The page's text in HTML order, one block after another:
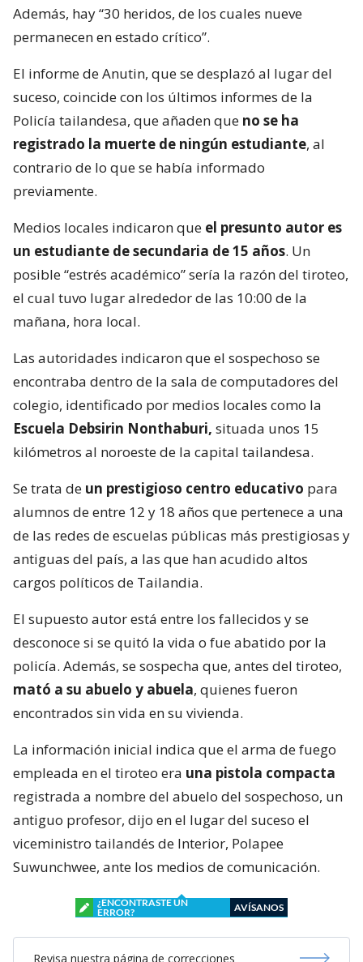
Además, hay “30 heridos, de los cuales nueve
permanecen en estado crítico”.
El informe de Anutin, que se desplazó al lugar del
suceso, coincide con los últimos informes de la
Policía tailandesa, que añaden que no se ha
registrado la muerte de ningún estudiante, al
contrario de lo que se había informado
previamente.
Medios locales indicaron que el presunto autor es
un estudiante de secundaria de 15 años. Un
posible “estrés académico” sería la razón del tiroteo,
el cual tuvo lugar alrededor de las 10:00 de la
mañana, hora local.
Las autoridades indicaron que el sospechoso se
encontraba dentro de la sala de computadores del
colegio, identificado por medios locales como la
Escuela Debsirin Nonthaburi, situada unos 15
kilómetros al noroeste de la capital tailandesa.
Se trata de un prestigioso centro educativo para
alumnos de entre 12 y 18 años que pertenece a una
de las redes de escuelas públicas más prestigiosas y
antiguas del país, a las que han acudido altos
cargos políticos de Tailandia.
El supuesto autor está entre los fallecidos y se
desconoce si se quitó la vida o fue abatido por la
policía. Además, se sospecha que, antes del tiroteo,
mató a su abuelo y abuela, quienes fueron
encontrados sin vida en su vivienda.
La información inicial indica que el arma de fuego
empleada en el tiroteo era una pistola compacta
registrada a nombre del abuelo del sospechoso, un
antiguo profesor, dijo en el lugar del suceso el
viceministro tailandés de Interior, Polapee
Suwunchwee, ante los medios de comunicación.
¿ENCONTRASTE UN
ERROR?
AVÍSANOS
Revisa nuestra página de correcciones